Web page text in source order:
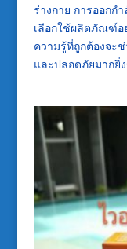
ร่างกาย การออกก
เลือกใช้ผลิตภัณฑ์อ
ความรู้ที่ถูกต้องจะ
และปลอดภัยมากยิ่